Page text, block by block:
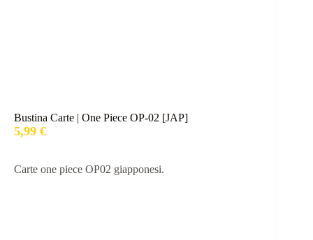
Bustina Carte | One Piece OP-02 [JAP]
5,99 €
Carte one piece OP02 giapponesi.